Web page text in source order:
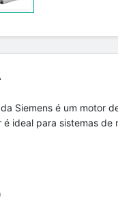
da Siemens é um motor
ideal para sistemas